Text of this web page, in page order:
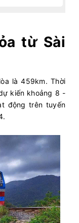
từ Sài
là 459km. Thời
kiến khoảng 8 -
động trên tuyến